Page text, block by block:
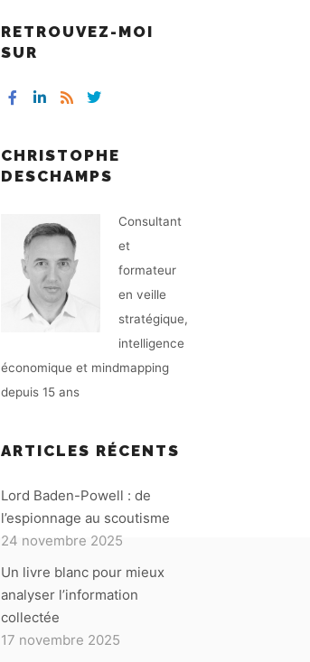
RETROUVEZ-MOI
SUR
CHRISTOPHE
DESCHAMPS
Consultant
et
formateur
en veille
stratégique,
intelligence
économique et mindmapping
depuis 15 ans
ARTICLES RÉCENTS
Lord Baden-Powell : de
l’espionnage au scoutisme
24 novembre 2025
Un livre blanc pour mieux
analyser l’information
collectée
17 novembre 2025